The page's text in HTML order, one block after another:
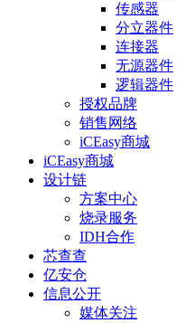
传感器
分立器件
连接器
无源器件
逻辑器件
授权品牌
销售网络
iCEasy商城
iCEasy商城
设计链
方案中心
烧录服务
IDH合作
芯查查
亿安仓
信息公开
媒体关注